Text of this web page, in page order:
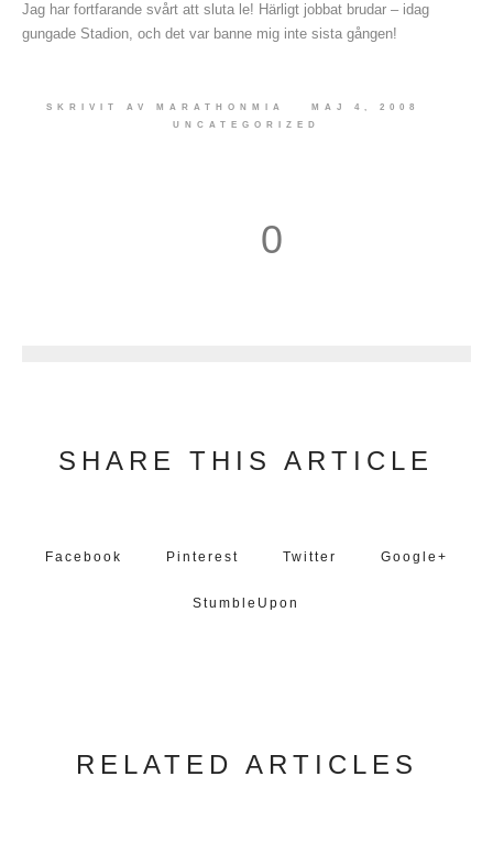
Jag har fortfarande svårt att sluta le! Härligt jobbat brudar – idag
gungade Stadion, och det var banne mig inte sista gången!
SKRIVIT AV MARATHONMIA
MAJ 4, 2008
UNCATEGORIZED
0
SHARE THIS ARTICLE
Facebook Pinterest Twitter Google+
StumbleUpon
RELATED ARTICLES